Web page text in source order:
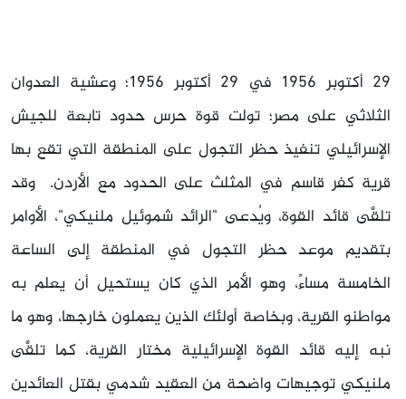
29 أكتوبر 1956 في 29 أكتوبر 1956؛ وعشية العدوان
الثلاثي على مصر؛ تولت قوة حرس حدود تابعة للجيش
الإسرائيلي تنفيذ حظر التجول على المنطقة التي تقع بها
قرية كفر قاسم في المثلث على الحدود مع الأردن. وقد
تلقَّى قائد القوة، ويُدعى "الرائد شموئيل ملنيكي"، الأوامر
بتقديم موعد حظر التجول في المنطقة إلى الساعة
الخامسة مساءً، وهو الأمر الذي كان يستحيل أن يعلم به
مواطنو القرية، وبخاصة أولئك الذين يعملون خارجها، وهو ما
نبه إليه قائد القوة الإسرائيلية مختار القرية، كما تلقَّى
ملنيكي توجيهات واضحة من العقيد شدمي بقتل العائدين